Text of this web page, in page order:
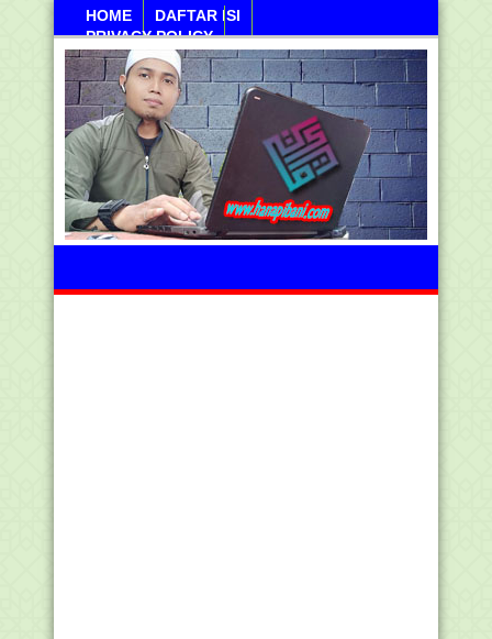
HOME
DAFTAR ISI
PRIVACY POLICY
Sabtu, 08 Agustus 2026